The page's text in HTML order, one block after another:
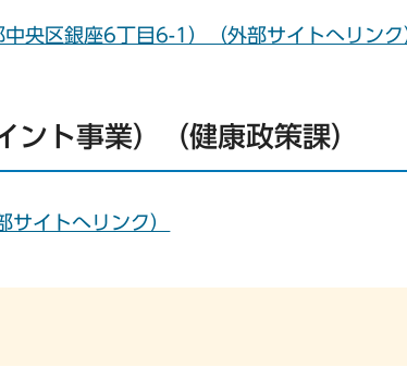
央区銀座6丁目6-1）（外部サイトへリン
ト事業）（健康政策課）
イトへリンク）